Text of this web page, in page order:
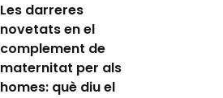
Les darreres
novetats en el
complement de
maternitat per als
homes: què diu el